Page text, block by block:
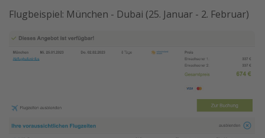
Flugbeispiel: München - Dubai (25. Januar - 2. Februar)